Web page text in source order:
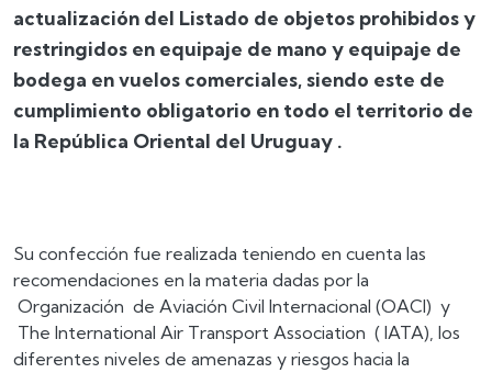
actualización del Listado de objetos prohibidos y
restringidos en equipaje de mano y equipaje de
bodega en vuelos comerciales, siendo este de
cumplimiento obligatorio en todo el territorio de
la República Oriental del Uruguay .
Su confección fue realizada teniendo en cuenta las
recomendaciones en la materia dadas por la
Organización de Aviación Civil Internacional (OACI) y
The International Air Transport Association ( IATA), los
diferentes niveles de amenazas y riesgos hacia la